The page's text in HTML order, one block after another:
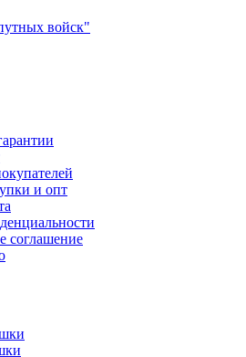
войск"
и опт
соглашение